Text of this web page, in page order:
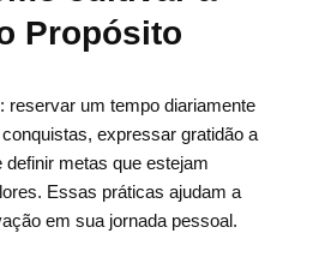
Propósito
reservar um tempo diariamente
expressar gratidão a
metas que estejam
Essas práticas ajudam a
em sua jornada pessoal.